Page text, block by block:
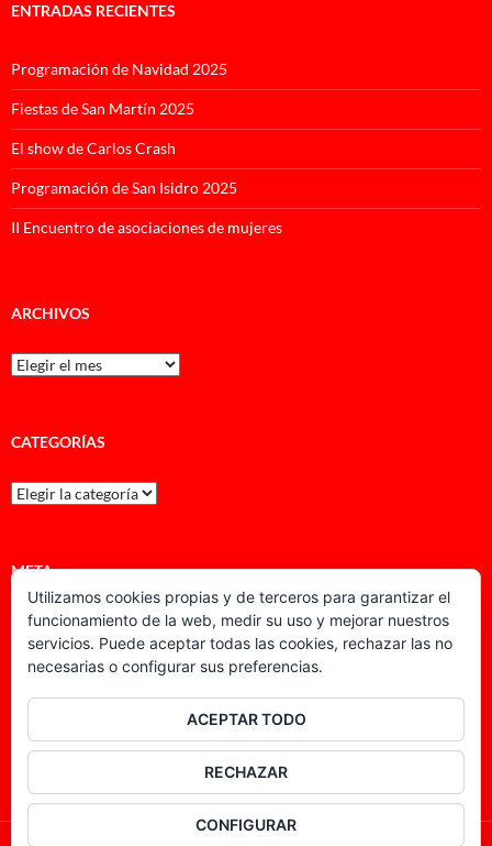
ENTRADAS RECIENTES
Programación de Navidad 2025
Fiestas de San Martín 2025
El show de Carlos Crash
Programación de San Isidro 2025
II Encuentro de asociaciones de mujeres
ARCHIVOS
Archivos
CATEGORÍAS
Categorías
META
Acceder
Feed de entradas
Feed de comentarios
WordPress.org
Utilizamos cookies propias y de terceros para garantizar el
funcionamiento de la web, medir su uso y mejorar nuestros
servicios. Puede aceptar todas las cookies, rechazar las no
necesarias o configurar sus preferencias.
ACEPTAR TODO
RECHAZAR
CONFIGURAR